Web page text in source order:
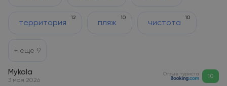
территория
12
пляж
10
чистота
10
+ еще 9
Mykola
3 мая 2026
Отзыв туриста 10